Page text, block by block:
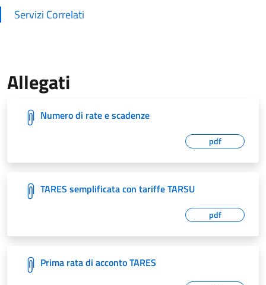
Servizi Correlati
Allegati
Numero di rate e scadenze
pdf
TARES semplificata con tariffe TARSU
pdf
Prima rata di acconto TARES